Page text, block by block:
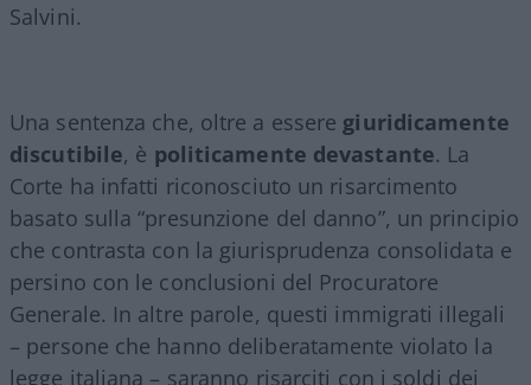
Salvini.
Una sentenza che, oltre a essere giuridicamente
discutibile, è politicamente devastante. La
Corte ha infatti riconosciuto un risarcimento
basato sulla “presunzione del danno”, un principio
che contrasta con la giurisprudenza consolidata e
persino con le conclusioni del Procuratore
Generale. In altre parole, questi immigrati illegali
– persone che hanno deliberatamente violato la
legge italiana – saranno risarciti con i soldi dei